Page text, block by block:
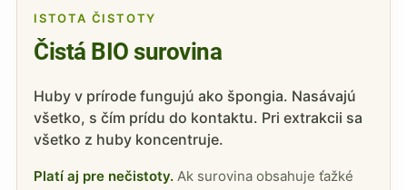
ISTOTA ČISTOTY
Čistá BIO surovina
Huby v prírode fungujú ako špongia. Nasávajú
všetko, s čím prídu do kontaktu. Pri extrakcii sa
všetko z huby koncentruje.
Platí aj pre nečistoty. Ak surovina obsahuje ťažké